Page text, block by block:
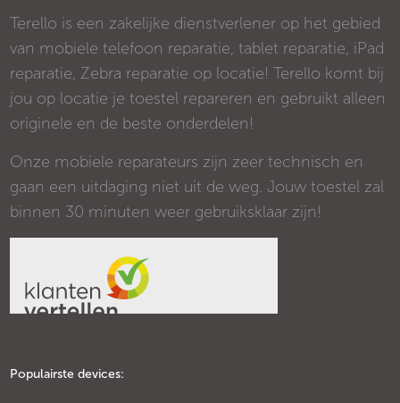
Terello is een zakelijke dienstverlener op het gebied
van mobiele telefoon reparatie, tablet reparatie, iPad
reparatie, Zebra reparatie op locatie! Terello komt bij
jou op locatie je toestel repareren en gebruikt alleen
originele en de beste onderdelen!
Onze mobiele reparateurs zijn zeer technisch en
gaan een uitdaging niet uit de weg. Jouw toestel zal
binnen 30 minuten weer gebruiksklaar zijn!
Populairste devices: